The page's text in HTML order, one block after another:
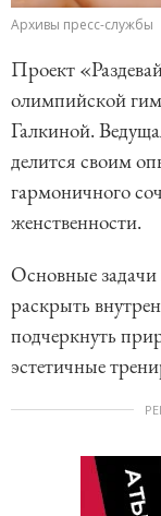
Архивы пресс-службы
Проект
олимпийской
Галкиной.
делится своим
гармоничного
женственности.
Основные
раскрыть
подчеркнуть
эстетичные